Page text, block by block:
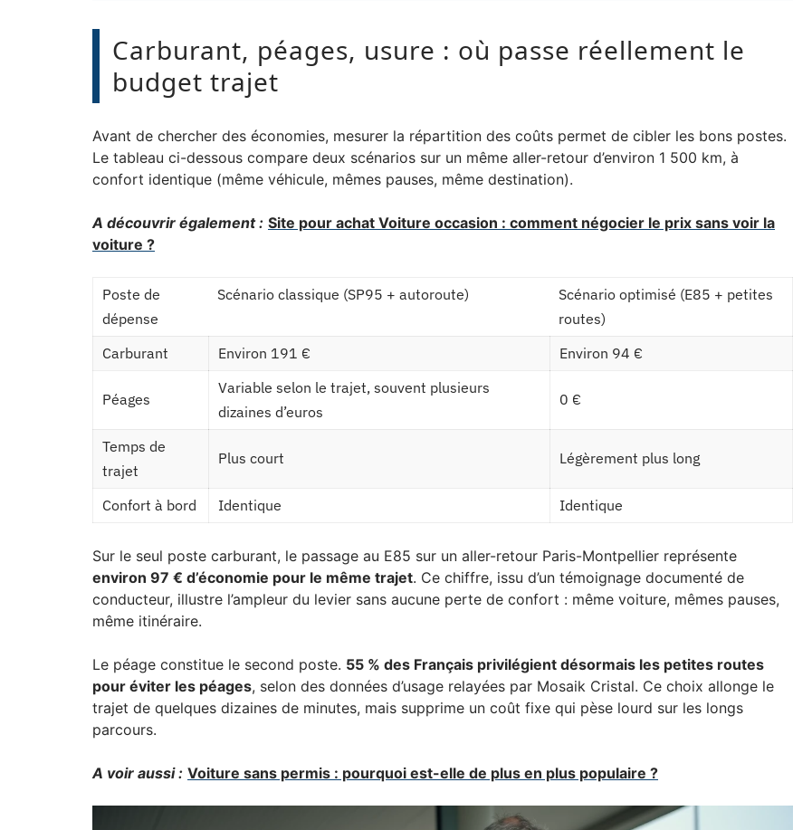
Carburant, péages, usure : où passe réellement le
budget trajet
Avant de chercher des économies, mesurer la répartition des coûts permet de cibler les bons postes.
Le tableau ci-dessous compare deux scénarios sur un même aller-retour d’environ 1 500 km, à
confort identique (même véhicule, mêmes pauses, même destination).
A découvrir également : Site pour achat Voiture occasion : comment négocier le prix sans voir la
voiture ?
Poste de
dépense
Scénario classique (SP95 + autoroute)
Scénario optimisé (E85 + petites
routes)
Carburant
Environ 191 € Environ 94 €
Péages
Variable selon le trajet, souvent plusieurs
dizaines d’euros
0 €
Temps de
trajet
Plus court Légèrement plus long
Confort à bord Identique Identique
Sur le seul poste carburant, le passage au E85 sur un aller-retour Paris-Montpellier représente
environ 97 € d’économie pour le même trajet. Ce chiffre, issu d’un témoignage documenté de
conducteur, illustre l’ampleur du levier sans aucune perte de confort : même voiture, mêmes pauses,
même itinéraire.
Le péage constitue le second poste. 55 % des Français privilégient désormais les petites routes
pour éviter les péages, selon des données d’usage relayées par Mosaik Cristal. Ce choix allonge le
trajet de quelques dizaines de minutes, mais supprime un coût fixe qui pèse lourd sur les longs
parcours.
A voir aussi : Voiture sans permis : pourquoi est-elle de plus en plus populaire ?